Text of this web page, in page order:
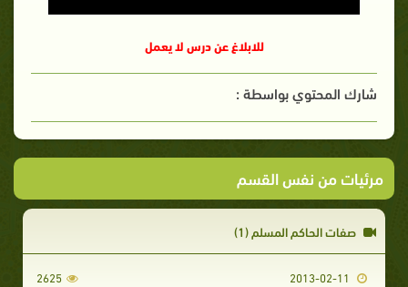
للابلاغ عن درس لا يعمل
شارك المحتوي بواسطة :
مرئيات من نفس القسم
صفات الحاكم المسلم (1)
2625